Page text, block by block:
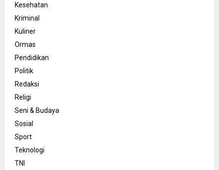
Kesehatan
Kriminal
Kuliner
Ormas
Pendidikan
Politik
Redaksi
Religi
Seni & Budaya
Sosial
Sport
Teknologi
TNI